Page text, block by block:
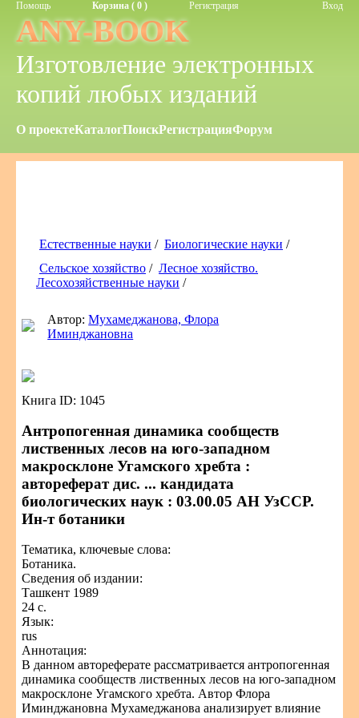
Помощь Корзина ( 0 ) Регистрация Вход
ANY-BOOK
Изготовление электронных
копий любых изданий
О проектеКаталогПоискРегистрацияФорум
Естественные науки / Биологические науки /
Сельское хозяйство / Лесное хозяйство.
Лесохозяйственные науки /
Автор:Мухамеджанова, Флора
Иминджановна
Книга ID: 1045
Антропогенная динамика сообществ
лиственных лесов на юго-западном
макросклоне Угамского хребта :
автореферат дис. ... кандидата
биологических наук : 03.00.05 АН УзССР.
Ин-т ботаники
Тематика, ключевые слова:
Ботаника.
Сведения об издании:
Ташкент 1989
24 с.
Язык:
rus
Аннотация:
В данном автореферате рассматривается антропогенная
динамика сообществ лиственных лесов на юго-западном
макросклоне Угамского хребта. Автор Флора
Иминджановна Мухамеджанова анализирует влияние